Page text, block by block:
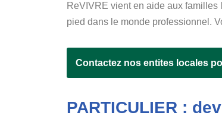
ReVIVRE vient en aide aux
pied dans le monde professionnel.
Contactez nos entites locales
PARTICULIER :